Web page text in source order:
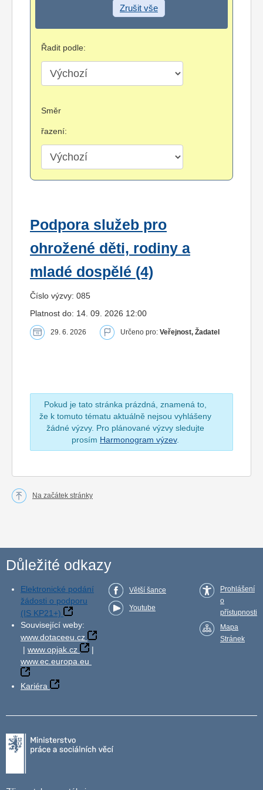
Zrušit vše
Řadit podle:
Směr
řazení:
Podpora služeb pro
ohrožené děti, rodiny a
mladé dospělé (4)
Číslo výzvy: 085
Platnost do: 14. 09. 2026 12:00
29. 6. 2026 Určeno pro: Veřejnost, Žadatel
Pokud je tato stránka prázdná, znamená to,
že k tomuto tématu aktuálně nejsou vyhlášeny
žádné výzvy. Pro plánované výzvy sledujte
prosím Harmonogram výzev.
Na začátek stránky
Důležité odkazy
Elektronické podání
žádosti o podporu
(IS KP21+)
Související weby:
www.dotaceeu.cz
| www.opjak.cz
|
www.ec.europa.eu
Kariéra
Větší šance
Youtube
Prohlášení
o
přístupnosti
Mapa
Stránek